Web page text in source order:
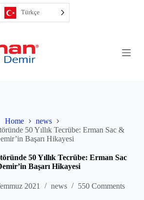
Türkçe
Home
news
50 Yıllık Tecrübe: Erman Sac &
Başarı Hikayesi
50 Yıllık Tecrübe: Erman Sac
Başarı Hikayesi
2021 news 550 Comments